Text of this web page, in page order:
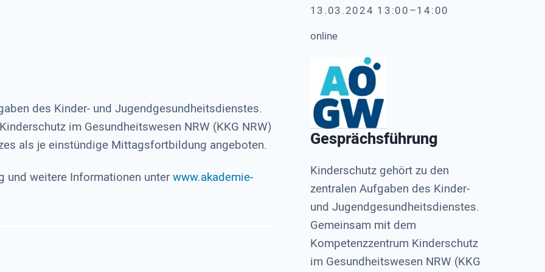
des Kinder- und Jugendgesundheitsdienstes.
im Gesundheitswesen NRW (KKG NRW)
als je einstündige Mittagsfortbildung angeboten.
und weitere Informationen unterwww.akademie-
13.03.2024 13:00–14:00
online
Gesprächsführung
Kinderschutz gehört zu den
zentralen Aufgaben des Kinder-
und Jugendgesundheitsdienstes.
Gemeinsam mit dem
Kompetenzzentrum Kinderschutz
im Gesundheitswesen NRW (KKG